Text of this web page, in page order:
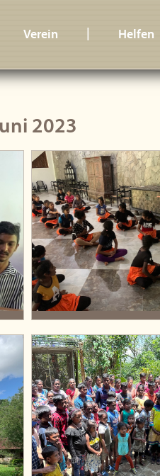
Verein | Helfen
2023